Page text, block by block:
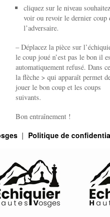
cliquez sur le niveau
voir ou revoir le dernier coup
l’adversaire.
– Déplacez la pièce sur
le coup joué n’est pas le bon il
automatiquement refusé. Dans
la flèche > qui apparaît permet
jouer le bon coup et les coups
suivants.
Bon entraînement !
Politique de